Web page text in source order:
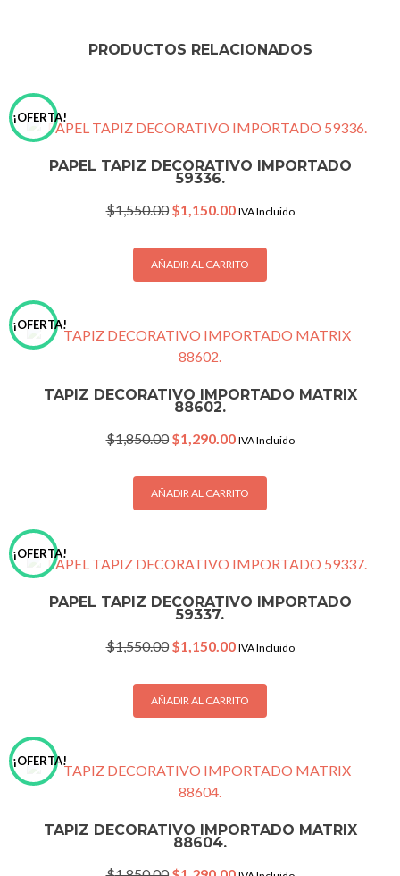
PRODUCTOS RELACIONADOS
¡OFERTA!
PAPEL TAPIZ DECORATIVO IMPORTADO
59336.
$1,550.00 Original
was:
$1,550.00.
$1,150.00Current
is:
$1,150.00.
IVA Incluido
AÑADIR AL CARRITO
¡OFERTA!
TAPIZ DECORATIVO IMPORTADO MATRIX
88602.
$1,850.00 Original
was:
$1,850.00.
$1,290.00Current
is:
$1,290.00.
IVA Incluido
AÑADIR AL CARRITO
¡OFERTA!
PAPEL TAPIZ DECORATIVO IMPORTADO
59337.
$1,550.00 Original
was:
$1,550.00.
$1,150.00Current
is:
$1,150.00.
IVA Incluido
AÑADIR AL CARRITO
¡OFERTA!
TAPIZ DECORATIVO IMPORTADO MATRIX
88604.